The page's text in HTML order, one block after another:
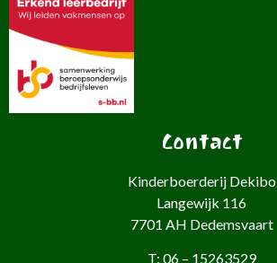
Contact
Kinderboerderij Dekibo
Langewijk 116
7701 AH Dedemsvaart
T: 06 – 15263529